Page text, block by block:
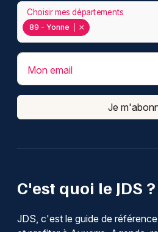
C'est quoi le JDS ?
JDS, c'est le guide de
89 - Yonne
Choisir mes départements
Mon email
Je